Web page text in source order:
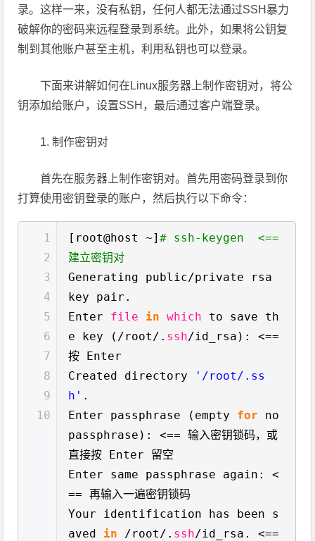
录。这样一来，没有私钥，任何人都无法通过SSH暴力
破解你的密码来远程登录到系统。此外，如果将公钥复
制到其他账户甚至主机，利用私钥也可以登录。
下面来讲解如何在Linux服务器上制作密钥对，将公
钥添加给账户，设置SSH，最后通过客户端登录。
1. 制作密钥对
首先在服务器上制作密钥对。首先用密码登录到你
打算使用密钥登录的账户，然后执行以下命令：
1
2
3
4
5
6
7
8
9
10
[root@host ~]# ssh-keygen <==
建立密钥对
Generating public/private
rsa
key pair.
Enter file in which
to save th
e key ( /root/ . ssh/id_rsa ): <==
按 Enter
Created directory
'/root/.ss
h' .
Enter passphrase (empty for
no
passphrase): <== 输入密钥锁码，或
直接按 Enter 留空
Enter same passphrase again: <
== 再输入一遍密钥锁码
Your identification has been s
aved in /root/ . ssh/id_rsa . <==